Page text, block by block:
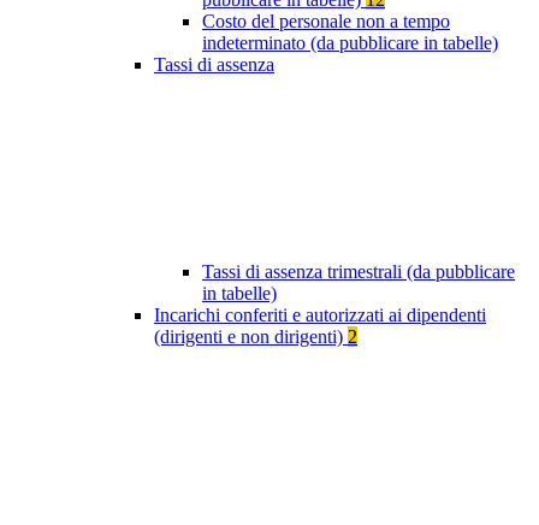
Costo del personale non a tempo
indeterminato (da pubblicare in tabelle)
Tassi di assenza
Tassi di assenza trimestrali (da pubblicare
in tabelle)
Incarichi conferiti e autorizzati ai dipendenti
(dirigenti e non dirigenti) 2